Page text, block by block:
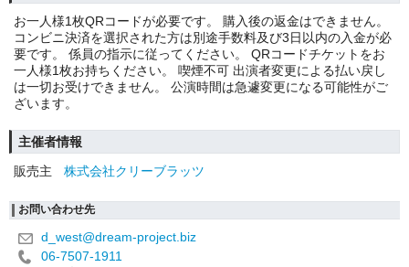
お一人様1枚QRコードが必要です。 購入後の返金はできません。
コンビニ決済を選択された方は別途手数料及び3日以内の入金が必
要です。 係員の指示に従ってください。 QRコードチケットをお
一人様1枚お持ちください。 喫煙不可 出演者変更による払い戻し
は一切お受けできません。 公演時間は急遽変更になる可能性がご
ざいます。
主催者情報
販売主
株式会社クリーブラッツ
お問い合わせ先
d_west@dream-project.biz
06-7507-1911